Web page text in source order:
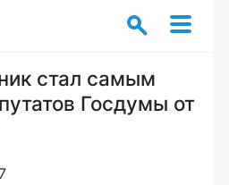
стал самым
Госдумы от